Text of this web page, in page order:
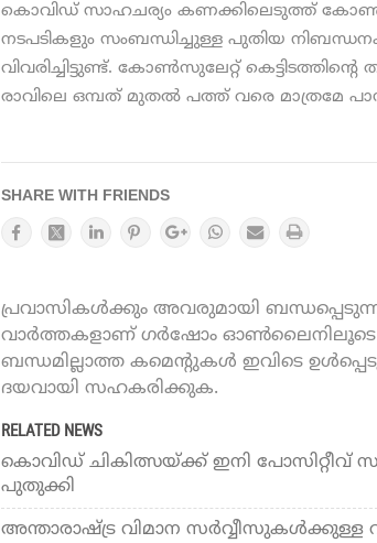
കൊവിഡ് സാഹചര്യം കണക്കിലെടുത്ത്
നടപടികളും സംബന്ധിച്ചുള്ള പുതിയ
വിവരിച്ചിട്ടുണ്ട്. കോണ്‍സുലേറ്റ്
രാവിലെ ഒമ്പത് മുതല്‍ പത്ത് വരെ മാത്രമേ
SHARE WITH FRIENDS
പ്രവാസികൾക്കും അവരുമായി
വാർത്തകളാണ് ഗർഷോം ഓൺലൈനിലൂടെ
ബന്ധമില്ലാത്ത കമെന്റുകൾ ഇവിടെ
ദയവായി സഹകരിക്കുക.
RELATED NEWS
കൊവിഡ് ചികിത്സയ്ക്ക് ഇനി പോസിറ്റീവ്
പുതുക്കി
അന്താരാഷ്ട്ര വിമാന സര്‍വ്വീസുകള്‍ക്കുള്ള